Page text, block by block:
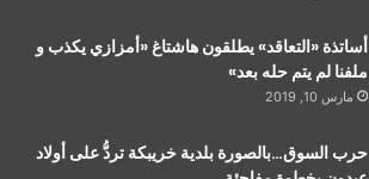
أساتذة «التعاقد» يطلقون هاشتاغ «أمزازي يكذب و
ملفنا لم يتم حله بعد»
مارس 10, 2019
حرب السوق…بالصورة بلدية خريبكة تردُّ على أولاد